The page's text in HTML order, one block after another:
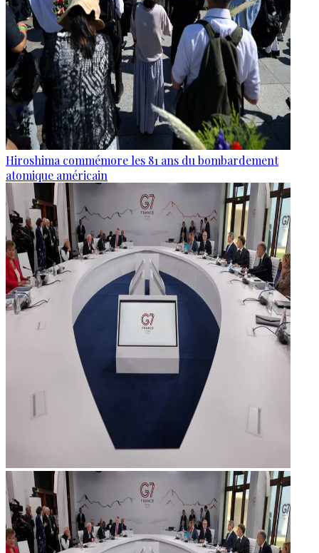
Hiroshima commémore les 81 ans du bombardement
atomique américain